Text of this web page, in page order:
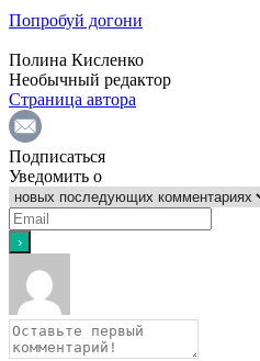
Попробуй догони
Полина Кисленко
Необычный редактор
Страница автора
Подписаться
Уведомить о